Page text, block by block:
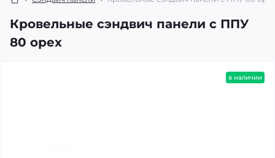
Кровельные сэндвич панели с ППУ
80 орех
в наличии